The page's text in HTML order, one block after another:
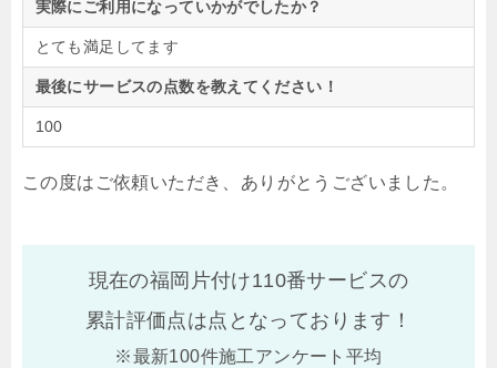
実際にご利用になっていかがでしたか？
とても満足してます
最後にサービスの点数を教えてください！
100
この度はご依頼いただき、ありがとうございました。
現在の福岡片付け110番サービスの
累計評価点は点となっております！
※最新100件施工アンケート平均